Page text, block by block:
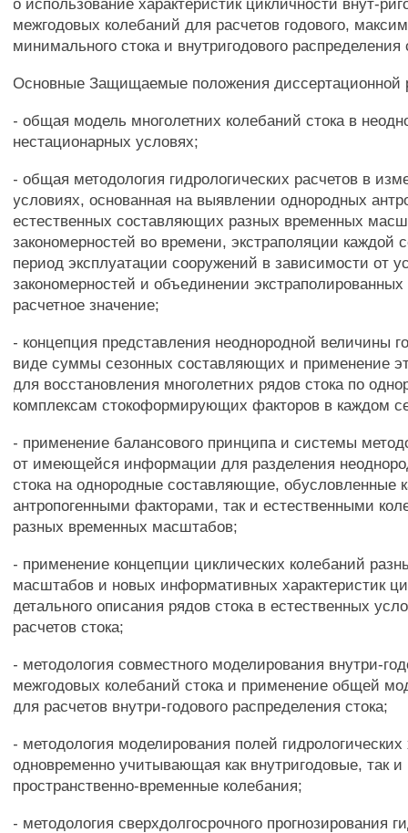
о использование характеристик цикличности внут-
межгодовых колебаний для расчетов годового,
минимального стока и внутригодового распределения
Основные Защищаемые положения диссертационной
- общая модель многолетних колебаний стока в
нестационарных условях;
- общая методология гидрологических расчетов в
условиях, основанная на выявлении однородных
естественных составляющих разных временных
закономерностей во времени, экстраполяции каждой
период эксплуатации сооружений в зависимости от
закономерностей и объединении
расчетное значение;
- концепция представления неоднородной величины
виде суммы сезонных составляющих и применение
для восстановления многолетних рядов стока по
комплексам стокоформирующих факторов в каждом
- применение балансового принципа и системы
от имеющейся информации для разделения
стока на однородные составляющие, обусловленные
антропогенными факторами, так и естественными
разных временных масштабов;
- применение концепции циклических колебаний
масштабов и новых информативных характеристик
детального описания рядов стока в естественных
расчетов стока;
- методология совместного моделирования внутри-
межгодовых колебаний стока и применение общей
для расчетов внутри-годового распределения стока;
- методология моделирования полей гидрологических
одновременно учитывающая как внутригодовые, так
пространственно-временные колебания;
- методология сверхдолгосрочного прогнозирования